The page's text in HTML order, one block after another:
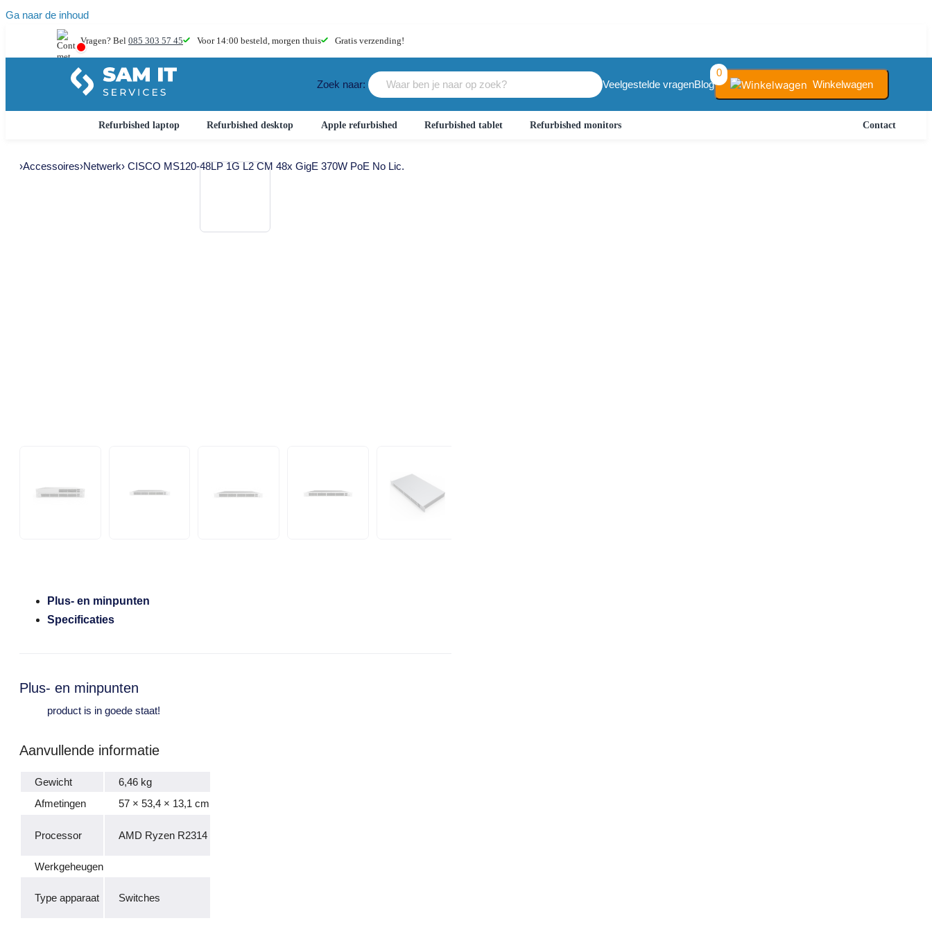
Ga naar de inhoud
Vragen? Bel 085 303 57 45 Voor 14:00 besteld, morgen thuis Gratis verzending!
Zoek naar: Veelgestelde vragenBlog
0
Winkelwagen
Refurbished laptop Refurbished desktop Apple refurbished Refurbished tablet Refurbished monitors Contact
›Accessoires›Netwerk› CISCO MS120-48LP 1G L2 CM 48x GigE 370W PoE No Lic.
Plus- en minpunten
Specificaties
Plus- en minpunten
product is in goede staat!
Aanvullende informatie
Gewicht
6,46 kg
Afmetingen
57 × 53,4 × 13,1 cm
Processor AMD Ryzen R2314
Werkgeheugen
Type apparaat Switches